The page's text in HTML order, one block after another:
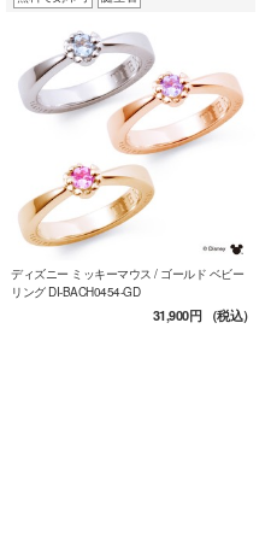
ディズニー ミッキーマウス / ゴールド ベビー
リング DI-BACH0454-GD
31,900円（税込）